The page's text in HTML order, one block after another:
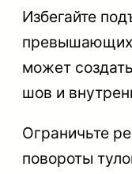
Избегайте
превышающих
может
шов и
Ограничьте
повороты